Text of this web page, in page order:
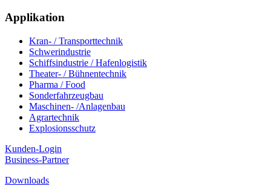
Applikation
Kran- / Transporttechnik
Schwerindustrie
Schiffsindustrie / Hafenlogistik
Theater- / Bühnentechnik
Pharma / Food
Sonderfahrzeugbau
Maschinen- /Anlagenbau
Agrartechnik
Explosionsschutz
Kunden-Login
Business-Partner
Downloads